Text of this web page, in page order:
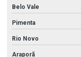
Belo Vale
Pimenta
Rio Novo
Araporã